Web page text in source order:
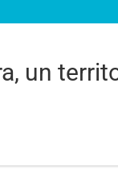
un